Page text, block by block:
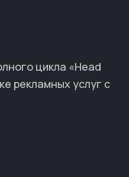
цикла «Head
рекламных услуг с